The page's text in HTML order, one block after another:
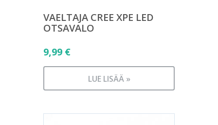
VAELTAJA CREE XPE LED
OTSAVALO
9,99 €
LUE LISÄÄ »